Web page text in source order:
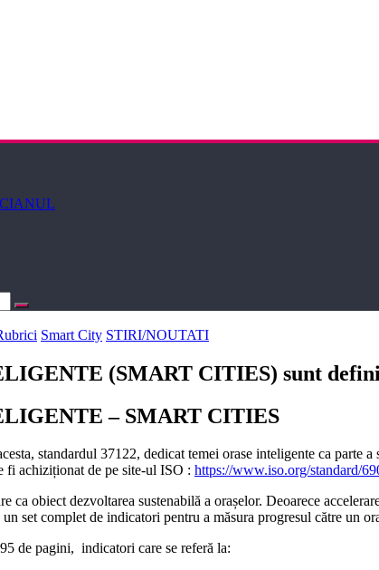
Smart City STIRI/NOUTATI
(SMART CITIES) sunt
– SMART CITIES
standardul 37122, dedicat temei orase inteligente ca
fi achiziționat de pe site-ul ISO : https://www.iso.org/standard/
ca obiect dezvoltarea sustenabilă a orașelor. Deoarece
un set complet de indicatori pentru a măsura progresul către un
de pagini, indicatori care se referă la: